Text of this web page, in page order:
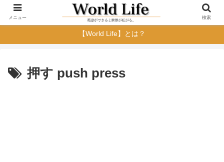
【World Life】とは？
押す push press
メニュー 検索